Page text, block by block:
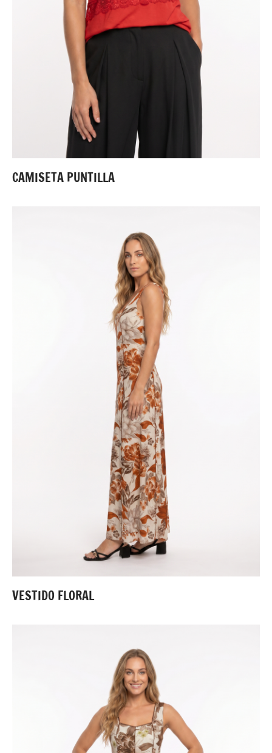
CAMISETA PUNTILLA
VESTIDO FLORAL